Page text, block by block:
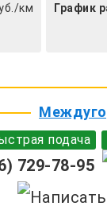
км График
подача
729-78-95